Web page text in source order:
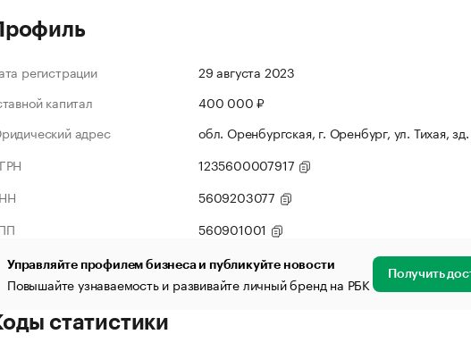
регистрации
29 августа 2023
капитал
400 000 ₽
адрес
обл. Оренбургская, г. Оренбург, ул. Тихая,
1235600007917
5609203077
560901001
Управляйте профилем бизнеса и публикуйте новости
Повышайте узнаваемость и развивайте личный бренд на РБК Получить
статистики